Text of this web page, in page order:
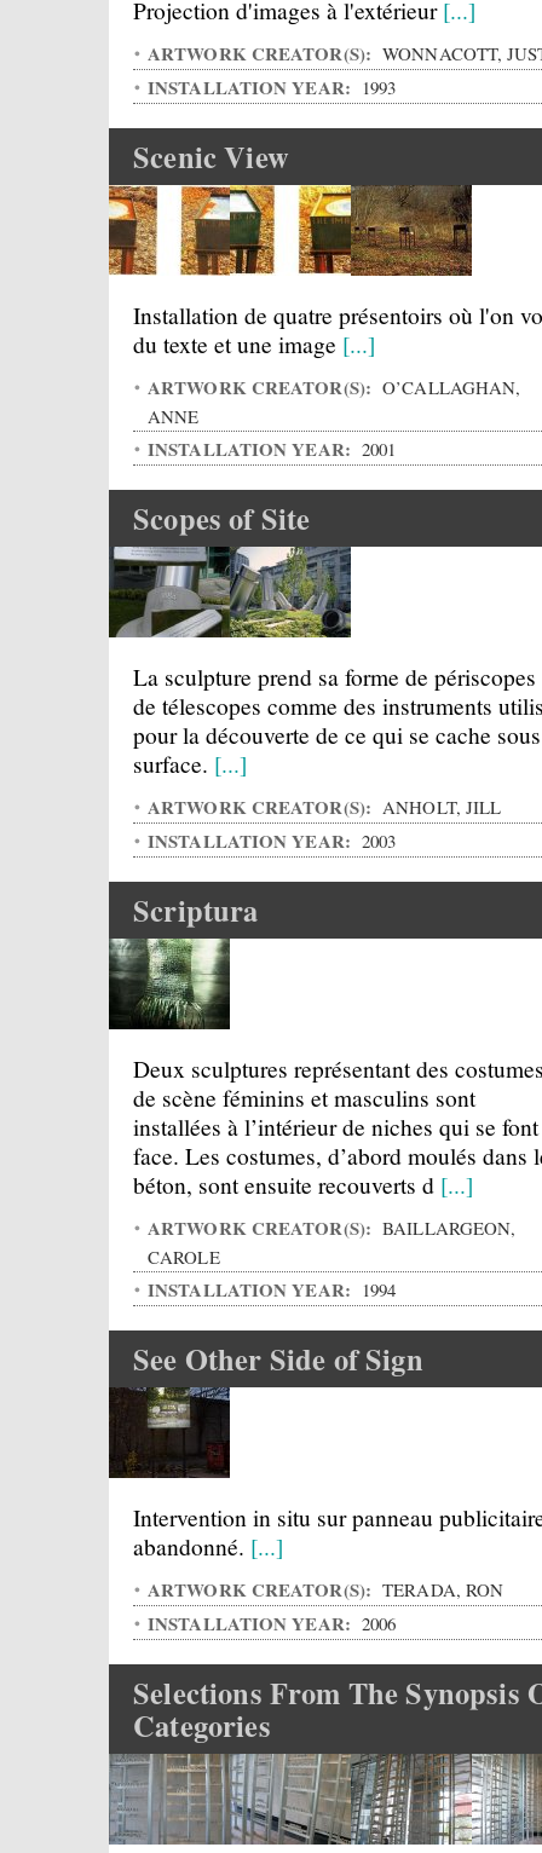
Projection d'images à l'extérieur[...]
ARTWORK CREATOR(S): WONNACOTT,
INSTALLATION YEAR: 1993
Scenic View
Installation de quatre présentoirs où l'on
du texte et une image [...]
ARTWORK CREATOR(S): O’CALLAGHAN,
ANNE
INSTALLATION YEAR: 2001
Scopes of Site
La sculpture prend sa forme de périscopes
de télescopes comme des instruments
pour la découverte de ce qui se cache
surface. [...]
ARTWORK CREATOR(S): ANHOLT, JILL
INSTALLATION YEAR: 2003
Scriptura
Deux sculptures représentant des
de scène féminins et masculins sont
installées à l’intérieur de niches qui se font
face. Les costumes, d’abord moulés dans
béton, sont ensuite recouverts d [...]
ARTWORK CREATOR(S): BAILLARGEON,
CAROLE
INSTALLATION YEAR: 1994
See Other Side of Sign
Intervention in situ sur panneau
abandonné. [...]
ARTWORK CREATOR(S): TERADA, RON
INSTALLATION YEAR: 2006
Selections From The Synopsis
Categories